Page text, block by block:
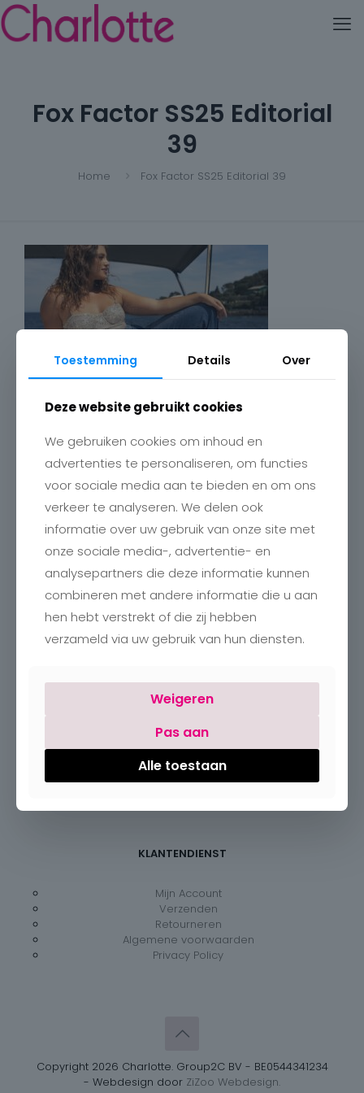
Fox Factor SS25 Editorial
39
Home Fox Factor SS25 Editorial 39
Contact
Charlotte
Romboutstraat 24
B-3740 Bilzen
+32 89515466
info@charlottebilzen.be
Openingsuren
Dinsdag – vrijdag:
Zaterdag: 09:30 – 18:00
KLANTENDIENST
Mijn Account
Verzenden
Retourneren
Algemene voorwaarden
Privacy Policy
Copyright 2026 Charlotte. Group2C BV - BE0544341234
- Webdesign door ZiZoo Webdesign.
Toestemming Details Over
Deze website gebruikt cookies
We gebruiken cookies om inhoud en
advertenties te personaliseren, om functies
voor sociale media aan te bieden en om ons
verkeer te analyseren. We delen ook
informatie over uw gebruik van onze site met
onze sociale media-, advertentie- en
analysepartners die deze informatie kunnen
combineren met andere informatie die u aan
hen hebt verstrekt of die zij hebben
verzameld via uw gebruik van hun diensten.
Weigeren
Pas aan
Alle toestaan